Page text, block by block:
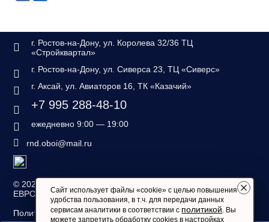
г. Ростов-на-Дону, ул. Королева 32/36 ТЦ
«Стройквартал»
г. Ростов-на-Дону, ул. Сиверса 23, ТЦ «Сиверс»
г. Аксай, ул. Авиаторов 16, ТК «Казачий»
+7 995 288-48-10
ежедневно 9:00 — 19:00
rnd.oboi@mail.ru
© 2026 — «Дом обоев
ЕВРОСТИЛЬ»
Политика конфиденциальности
Сайт использует файлы «cookie» с целью повышения
удобства пользования, в т.ч. для передачи данных
сервисам аналитики в соответствии с политикой. Вы
можете запретить обработку cookies в настройках